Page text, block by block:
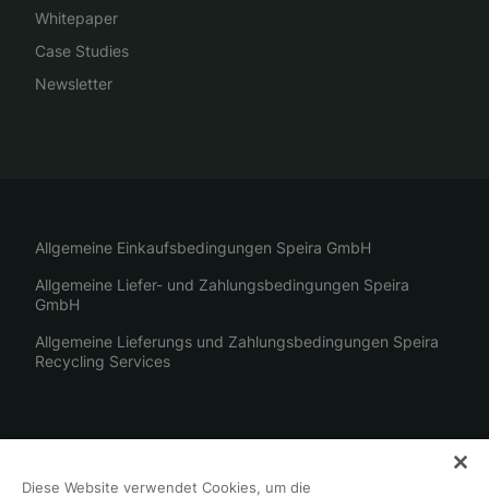
Whitepaper
Case Studies
Newsletter
Allgemeine Einkaufsbedingungen Speira GmbH
Allgemeine Liefer- und Zahlungsbedingungen Speira
GmbH
Allgemeine Lieferungs und Zahlungsbedingungen Speira
Recycling Services
Diese Website verwendet Cookies, um die